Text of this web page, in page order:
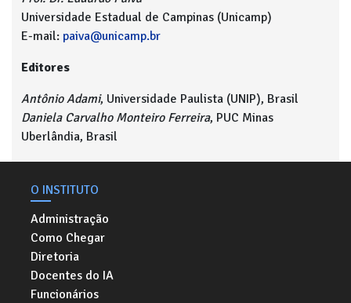
Universidade Estadual de Campinas (Unicamp)
E-mail: paiva@unicamp.br
Editores
Antônio Adami, Universidade Paulista (UNIP), Brasil
Daniela Carvalho Monteiro Ferreira, PUC Minas
Uberlândia, Brasil
O INSTITUTO
Administração
Como Chegar
Diretoria
Docentes do IA
Funcionários